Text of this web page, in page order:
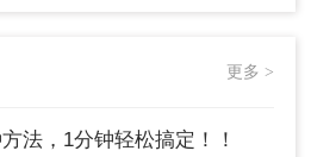
更多 >
法，1分钟轻松搞定！！